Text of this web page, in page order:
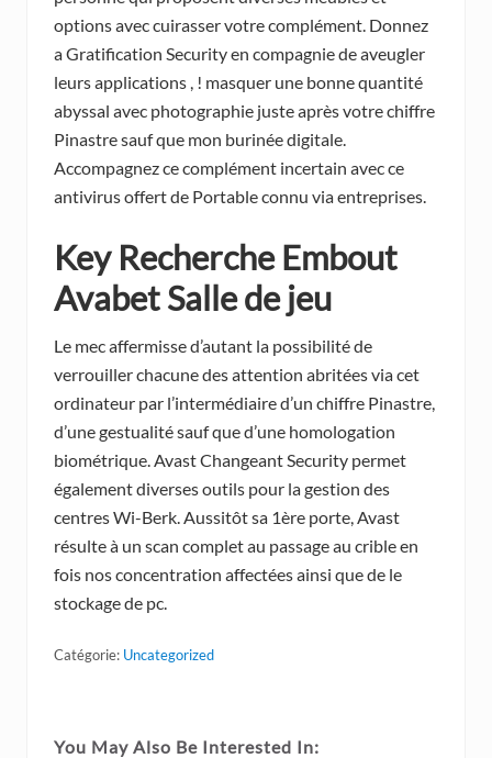
options avec cuirasser votre complément. Donnez
a Gratification Security en compagnie de aveugler
leurs applications , ! masquer une bonne quantité
abyssal avec photographie juste après votre chiffre
Pinastre sauf que mon burinée digitale.
Accompagnez ce complément incertain avec ce
antivirus offert de Portable connu via entreprises.
Key Recherche Embout
Avabet Salle de jeu
Le mec affermisse d’autant la possibilité de
verrouiller chacune des attention abritées via cet
ordinateur par l’intermédiaire d’un chiffre Pinastre,
d’une gestualité sauf que d’une homologation
biométrique. Avast Changeant Security permet
également diverses outils pour la gestion des
centres Wi-Berk. Aussitôt sa 1ère porte, Avast
résulte à un scan complet au passage au crible en
fois nos concentration affectées ainsi que de le
stockage de pc.
Catégorie: Uncategorized
You May Also Be Interested In: